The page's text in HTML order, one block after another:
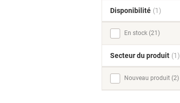
Disponibilité (1)
En stock (21)
Secteur du produit (1)
Nouveau produit (2)